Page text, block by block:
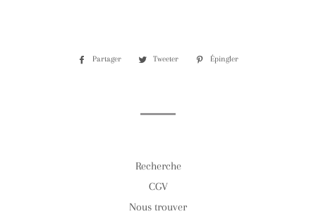
Partager
PartagerTweeter
Tweeter Épingler
Recherche
CGV
Nous trouver